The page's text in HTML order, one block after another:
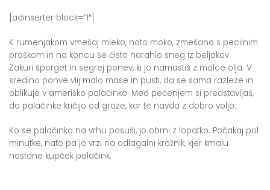
[adinserter block=”1″]
K rumenjakom vmešaj mleko, nato moko, zmešano s pecilnim
praškom in na koncu še čisto narahlo sneg iz beljakov.
Zakuri šporget in segrej ponev, ki jo namastiš z malce olja. V
sredino ponve vlij malo mase in pusti, da se sama razleze in
oblikuje v ameriško palačinko. Med pečenjem si predstavljaš,
da palačinke kričijo od groze, kar te navda z dobro voljo.
Ko se palačinka na vrhu posuši, jo obrni z lopatko. Počakaj pol
minutke, nato pa jo vrzi na odlagalni krožnik, kjer kmalu
nastane kupček palačink.